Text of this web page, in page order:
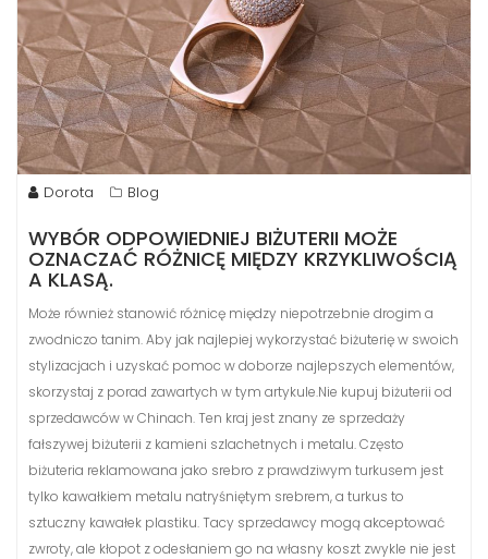
Dorota Blog
WYBÓR ODPOWIEDNIEJ BIŻUTERII MOŻE
OZNACZAĆ RÓŻNICĘ MIĘDZY KRZYKLIWOŚCIĄ
A KLASĄ.
Może również stanowić różnicę między niepotrzebnie drogim a
zwodniczo tanim. Aby jak najlepiej wykorzystać biżuterię w swoich
stylizacjach i uzyskać pomoc w doborze najlepszych elementów,
skorzystaj z porad zawartych w tym artykule.Nie kupuj biżuterii od
sprzedawców w Chinach. Ten kraj jest znany ze sprzedaży
fałszywej biżuterii z kamieni szlachetnych i metalu. Często
biżuteria reklamowana jako srebro z prawdziwym turkusem jest
tylko kawałkiem metalu natryśniętym srebrem, a turkus to
sztuczny kawałek plastiku. Tacy sprzedawcy mogą akceptować
zwroty, ale kłopot z odesłaniem go na własny koszt zwykle nie jest